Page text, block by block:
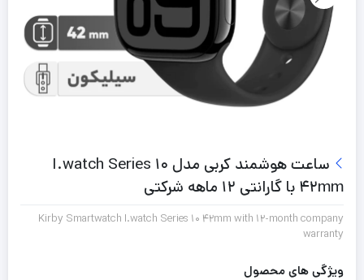
ساعت هوشمند کربی مدل I.watch Series 10
42mm با گارانتی 12 ماهه شرکتی
Kirby Smartwatch I.watch Series 10 42mm with 12-month company
warranty
ویژگی های محصول